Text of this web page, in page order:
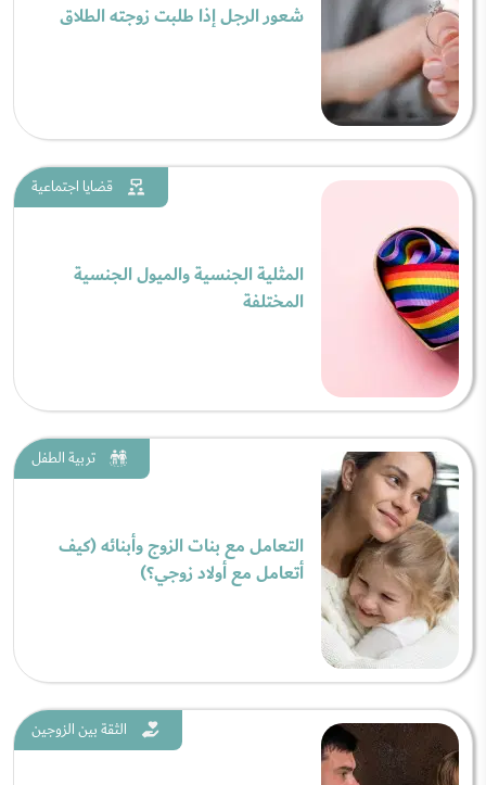
شعور الرجل إذا طلبت زوجته الطلاق
قضايا اجتماعية
المثلية الجنسية والميول الجنسية
المختلفة
تربية الطفل
التعامل مع بنات الزوج وأبنائه (كيف
أتعامل مع أولاد زوجي؟)
الثقة بين الزوجين